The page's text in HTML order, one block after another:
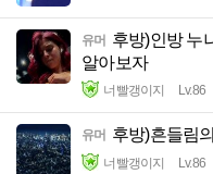
유머 후방)인방 누
알아보자
너빨갱이지 Lv.86
유머 후방)흔들림
너빨갱이지 Lv.86